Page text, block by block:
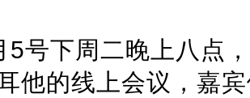
5号下周二晚上八点
他的线上会议，嘉